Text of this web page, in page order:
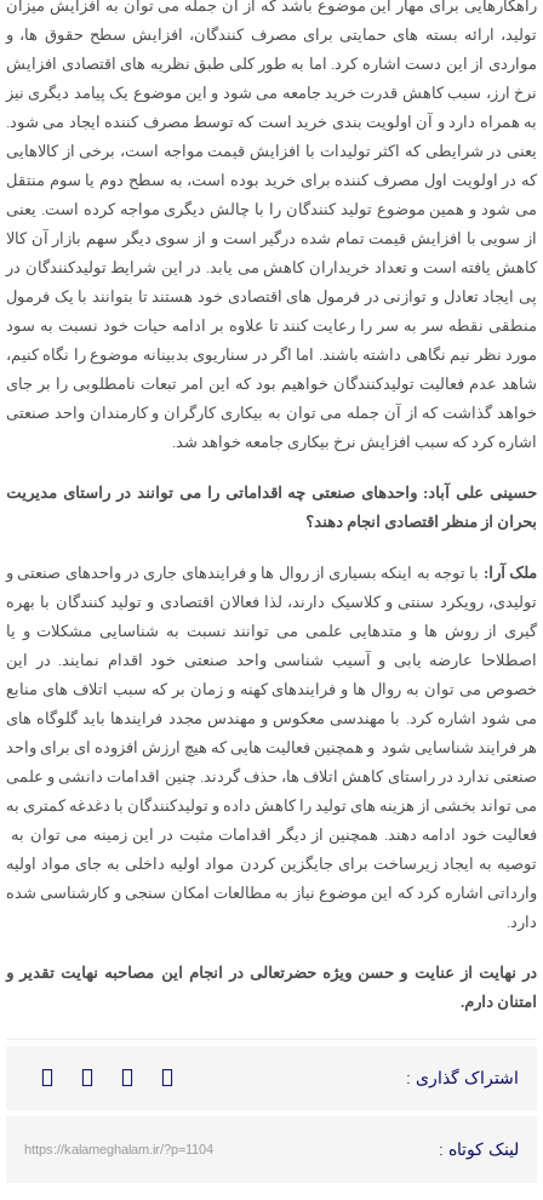
راهکارهایی برای مهار این موضوع باشد که از آن جمله می توان به افزایش میزان
تولید، ارائه بسته های حمایتی برای مصرف کنندگان، افزایش سطح حقوق ها، و
مواردی از این دست اشاره کرد. اما به طور کلی طبق نظریه های اقتصادی افزایش
نرخ ارز، سبب کاهش قدرت خرید جامعه می شود و این موضوع یک پیامد دیگری نیز
به همراه دارد و آن اولویت بندی خرید است که توسط مصرف کننده ایجاد می شود.
یعنی در شرایطی که اکثر تولیدات با افزایش قیمت مواجه است، برخی از کالاهایی
که در اولویت اول مصرف کننده برای خرید بوده است، به سطح دوم یا سوم منتقل
می شود و همین موضوع تولید کنندگان را با چالش دیگری مواجه کرده است. یعنی
از سویی با افزایش قیمت تمام شده درگیر است و از سوی دیگر سهم بازار آن کالا
کاهش یافته است و تعداد خریداران کاهش می یابد. در این شرایط تولیدکنندگان در
پی ایجاد تعادل و توازنی در فرمول های اقتصادی خود هستند تا بتوانند با یک فرمول
منطقی نقطه سر به سر را رعایت کنند تا علاوه بر ادامه حیات خود نسبت به سود
مورد نظر نیم نگاهی داشته باشند. اما اگر در سناریوی بدبینانه موضوع را نگاه کنیم،
شاهد عدم فعالیت تولیدکنندگان خواهیم بود که این امر تبعات نامطلوبی را بر جای
خواهد گذاشت که از آن جمله می توان به بیکاری کارگران و کارمندان واحد صنعتی
اشاره کرد که سبب افزایش نرخ بیکاری جامعه خواهد شد.
حسینی علی آباد: واحدهای صنعتی چه اقداماتی را می توانند در راستای مدیریت
بحران از منظر اقتصادی انجام دهند؟
ملک آرا: با توجه به اینکه بسیاری از روال ها و فرایندهای جاری در واحدهای صنعتی و
تولیدی، رویکرد سنتی و کلاسیک دارند، لذا فعالان اقتصادی و تولید کنندگان با بهره
گیری از روش ها و متدهایی علمی می توانند نسبت به شناسایی مشکلات و یا
اصطلاحا عارضه یابی و آسیب شناسی واحد صنعتی خود اقدام نمایند. در این
خصوص می توان به روال ها و فرایندهای کهنه و زمان بر که سبب اتلاف های منابع
می شود اشاره کرد. با مهندسی معکوس و مهندس مجدد فرایندها باید گلوگاه های
هر فرایند شناسایی شود و همچنین فعالیت هایی که هیچ ارزش افزوده ای برای واحد
صنعتی ندارد در راستای کاهش اتلاف ها، حذف گردند. چنین اقدامات دانشی و علمی
می تواند بخشی از هزینه های تولید را کاهش داده و تولیدکنندگان با دغدغه کمتری به
فعالیت خود ادامه دهند. همچنین از دیگر اقدامات مثبت در این زمینه می توان به
توصیه به ایجاد زیرساخت برای جایگزین کردن مواد اولیه داخلی به جای مواد اولیه
وارداتی اشاره کرد که این موضوع نیاز به مطالعات امکان سنجی و کارشناسی شده
دارد.
در نهایت از عنایت و حسن ویژه حضرتعالی در انجام این مصاحبه نهایت تقدیر و
امتنان دارم.
اشتراک گذاری :
لینک کوتاه : https://kalameghalam.ir/?p=1104